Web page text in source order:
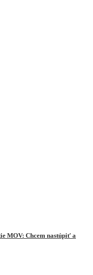
MOV: Chcem nastúpiť a